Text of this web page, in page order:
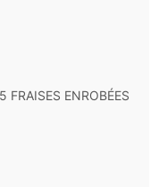
FRAISES ENROBÉES